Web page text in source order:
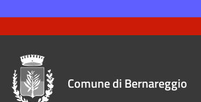
Comune di Bernareggio